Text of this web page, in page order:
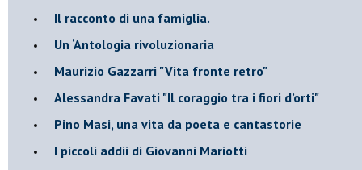
​Il racconto di una famiglia.
Un ‘Antologia rivoluzionaria
​Maurizio Gazzarri "Vita fronte retro"
​Alessandra Favati "Il coraggio tra i fiori d’orti"
​Pino Masi, una vita da poeta e cantastorie
​I piccoli addii di Giovanni Mariotti